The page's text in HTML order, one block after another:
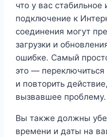
что у вас
подключение к
соединения могут
загрузки и
ошибке. Самый
это —
и повторить
вызвавшее проблему.
Вы также должны
времени и даты на